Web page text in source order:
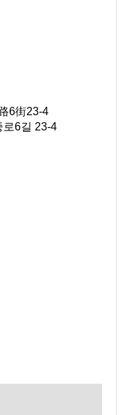
6街23-4
로6길 23-4